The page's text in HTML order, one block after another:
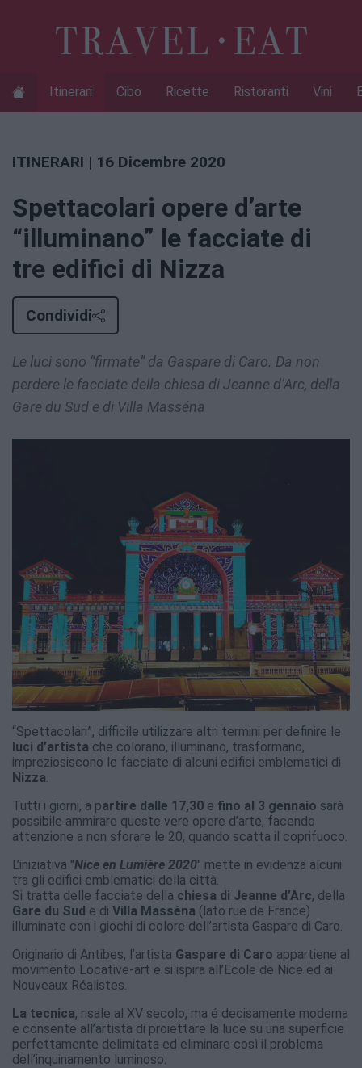
Itinerari Cibo Ricette Ristoranti Vini
ITINERARI | 16 Dicembre 2020
Spettacolari opere d’arte
“illuminano” le facciate di
tre edifici di Nizza
Condividi
Le luci sono “firmate” da Gaspare di Caro. Da non
perdere le facciate della chiesa di Jeanne d’Arc, della
Gare du Sud e di Villa Masséna
“Spettacolari”, difficile utilizzare altri termini per definire le
luci d’artista che colorano, illuminano, trasformano,
impreziosiscono le facciate di alcuni edifici emblematici di
Nizza
Tutti i giorni, a partire dalle 17,30 e fino al 3 gennaio sarà
possibile ammirare queste vere opere d’arte, facendo
attenzione a non sforare le 20, quando scatta il coprifuoco.
L’iniziativa "Nice en Lumière 2020" mette in evidenza alcuni
tra gli edifici emblematici della città.
Si tratta delle facciate della chiesa di Jeanne d’Arc, della
Gare du Sud e di Villa Masséna (lato rue de France)
illuminate con i giochi di colore dell’artista Gaspare di Caro.
Originario di Antibes, l’artista Gaspare di Caro appartiene al
movimento Locative-art e si ispira all’Ecole de Nice ed ai
Nouveaux Réalistes.
La tecnica, risale al XV secolo, ma é decisamente moderna
e consente all’artista di proiettare la luce su una superficie
perfettamente delimitata ed eliminare così il problema
dell’inquinamento luminoso.